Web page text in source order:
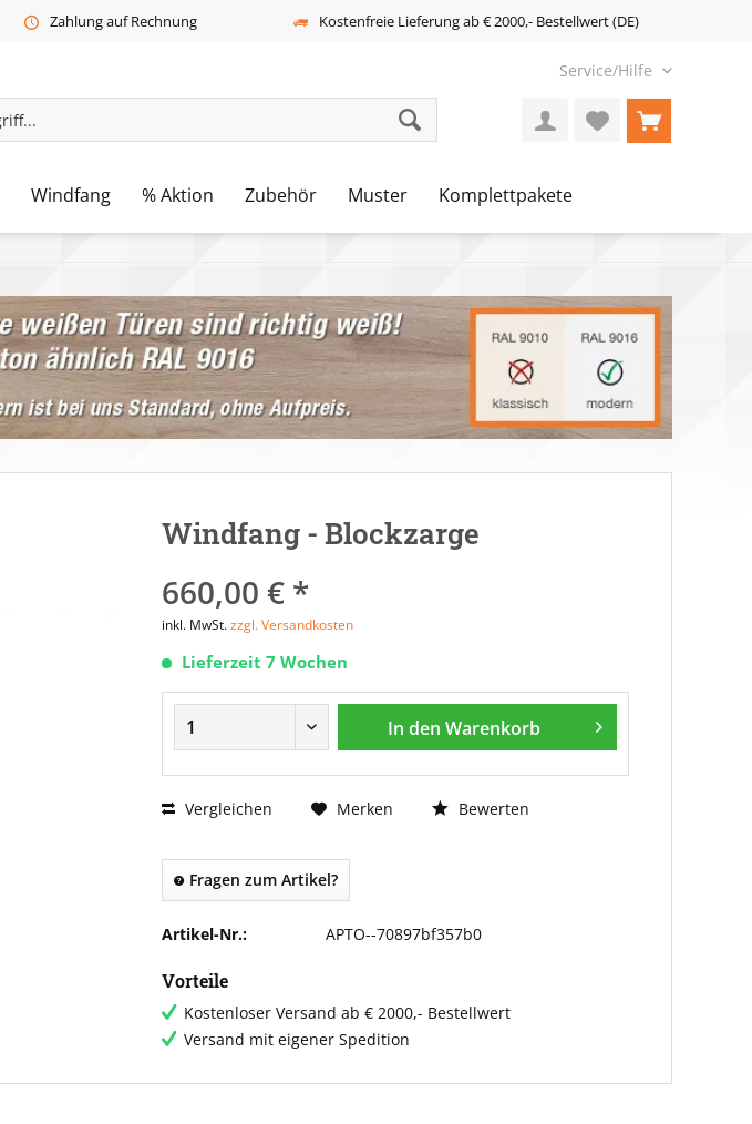
Zahlung auf Rechnung Kostenfreie Lieferung ab € 2000,- Bestellwert (DE)
Service/Hilfe
Windfang % Aktion Zubehör Muster Komplettpakete
Windfang - Blockzarge
660,00 € *
inkl. MwSt.zzgl. Versandkosten
Lieferzeit 7 Wochen
In den Warenkorb
Vergleichen Merken Bewerten
Fragen zum Artikel?
Artikel-Nr.: APTO--70897bf357b0
Vorteile
Kostenloser Versand ab € 2000,- Bestellwert
Versand mit eigener Spedition